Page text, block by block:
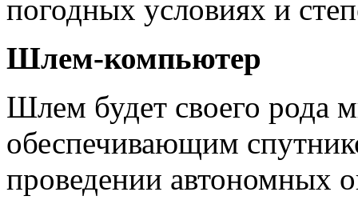
погодных условиях и
Шлем-компьютер
Шлем будет своего рода
обеспечивающим
проведении автономных